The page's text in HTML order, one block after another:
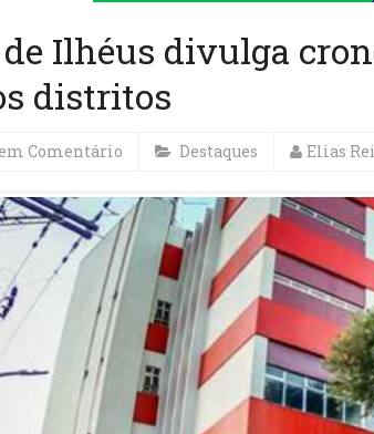
Ilhéus divulga
distritos
Comentário Destaques Elias